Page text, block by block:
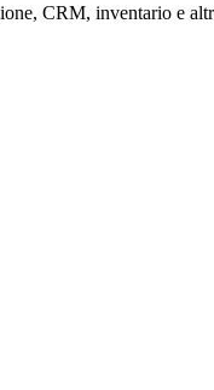
CRM, inventario e